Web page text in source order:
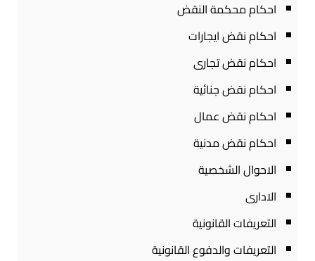
احكام محكمة النقض
احكام نقض ايجارات
احكام نقض تجارى
احكام نقض جنائية
احكام نقض عمال
احكام نقض مدنية
الاحوال الشخصية
الادارى
التعريفات القانونية
التعريفات والدفوع القانونية